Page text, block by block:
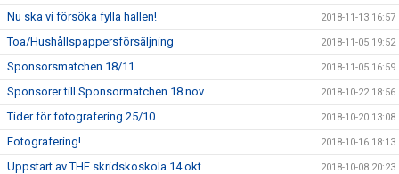
Nu ska vi försöka fylla hallen! 2018-11-13 16:57
Toa/Hushållspappersförsäljning 2018-11-05 19:52
Sponsorsmatchen 18/11 2018-11-05 16:59
Sponsorer till Sponsormatchen 18 nov 2018-10-22 18:56
Tider för fotografering 25/10 2018-10-20 13:08
Fotografering! 2018-10-16 18:13
Uppstart av THF skridskoskola 14 okt 2018-10-08 20:23